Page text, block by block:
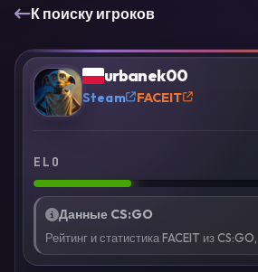
К поиску игроков
? urbanek00
Steam FACEIT
ELO
Данные CS:GO
Рейтинг и статистика FACEIT из